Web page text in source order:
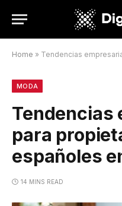
Home » Tendencias
MODA
Tendencias
para
españoles
14 MINS READ